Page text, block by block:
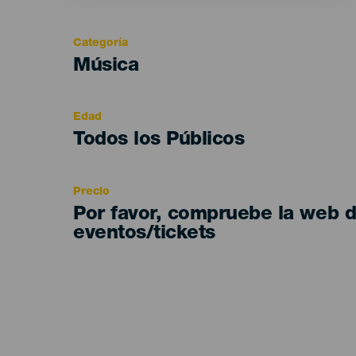
Categoría
Categoría
Música
Edad
Edad
Todos los Públicos
Precio
Por favor, compruebe la web
eventos/tickets